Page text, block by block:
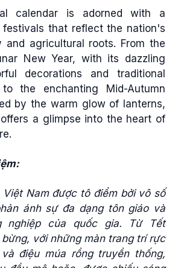
calendar is adorned with a
that reflect the nation's
and agricultural roots. From the
New Year, with its dazzling
decorations and traditional
the enchanting Mid-Autumn
by the warm glow of lanterns,
a glimpse into the heart of
Nam được tô điểm bởi vô số
ánh sự đa dạng tôn giáo và
nghiệp của quốc gia. Từ Tết
với những màn trang trí rực
điệu múa rồng truyền thống,